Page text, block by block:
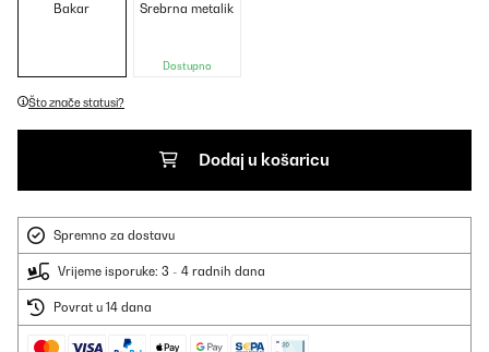
Bakar Srebrna metalik
Dostupno
Što znače statusi?
Dodaj u košaricu
Spremno za dostavu
Vrijeme isporuke: 3 - 4 radnih dana
Povrat u 14 dana